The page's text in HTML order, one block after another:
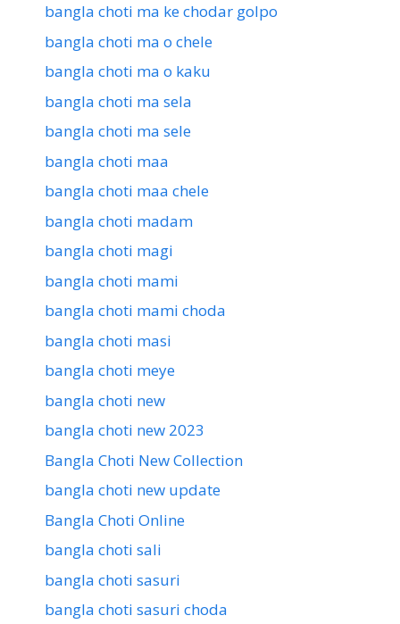
bangla choti ma ke chodar golpo
bangla choti ma o chele
bangla choti ma o kaku
bangla choti ma sela
bangla choti ma sele
bangla choti maa
bangla choti maa chele
bangla choti madam
bangla choti magi
bangla choti mami
bangla choti mami choda
bangla choti masi
bangla choti meye
bangla choti new
bangla choti new 2023
Bangla Choti New Collection
bangla choti new update
Bangla Choti Online
bangla choti sali
bangla choti sasuri
bangla choti sasuri choda